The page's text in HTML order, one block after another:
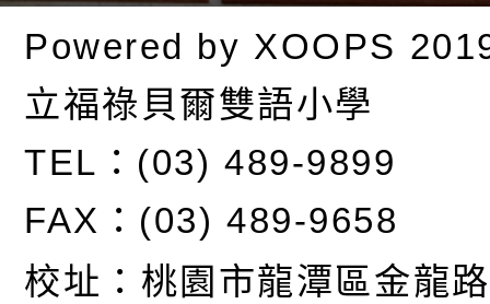
Powered by XOOPS
立福祿貝爾雙語小學
TEL：(03) 489-9899
FAX：(03) 489-9658
校址： 桃園市龍潭區金龍